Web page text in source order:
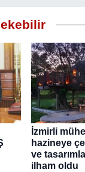
İzmirli
hazineye
ve
ilham oldu